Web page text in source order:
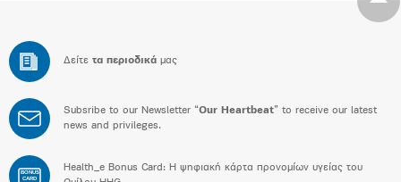
Δείτε τα περιοδικά μας
Subsribe to our Newsletter “Our Heartbeat” to receive our latest
news and privileges.
BONUS
CARD
Health_e Bonus Card: H ψηφιακή κάρτα προνομίων υγείας του